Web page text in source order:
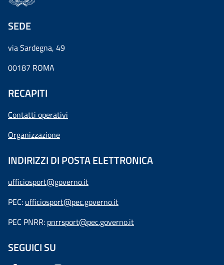
SEDE
via Sardegna, 49
00187 ROMA
RECAPITI
Contatti operativi
Organizzazione
INDIRIZZI DI POSTA ELETTRONICA
ufficiosport@governo.it
PEC: ufficiosport@pec.governo.it
PEC PNRR: pnrrsport@pec.governo.it
SEGUICI SU